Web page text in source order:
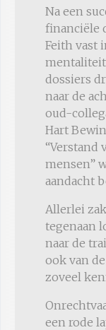
Na een
financiële
Feith vast
mentaliteit
dossiers
naar de
oud-
Hart
“Verstand
mensen”
aandacht
Allerlei
tegenaan
naar de
ook van
zoveel
een rode